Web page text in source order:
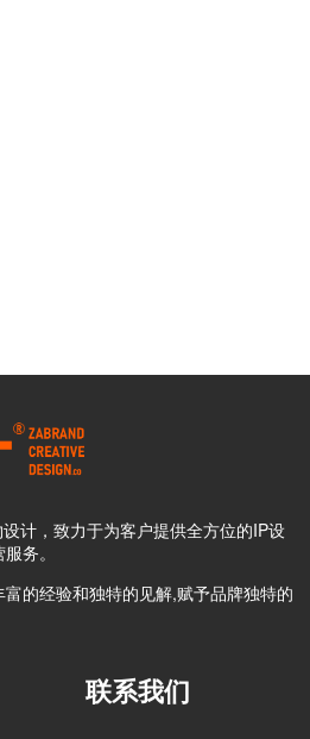
计，致力于为客户提供全方位的IP设
务。
的经验和独特的见解,赋予品牌独特的
联系我们